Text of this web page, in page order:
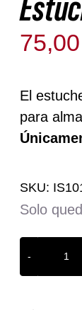
El
para
SKU:
Solo
de